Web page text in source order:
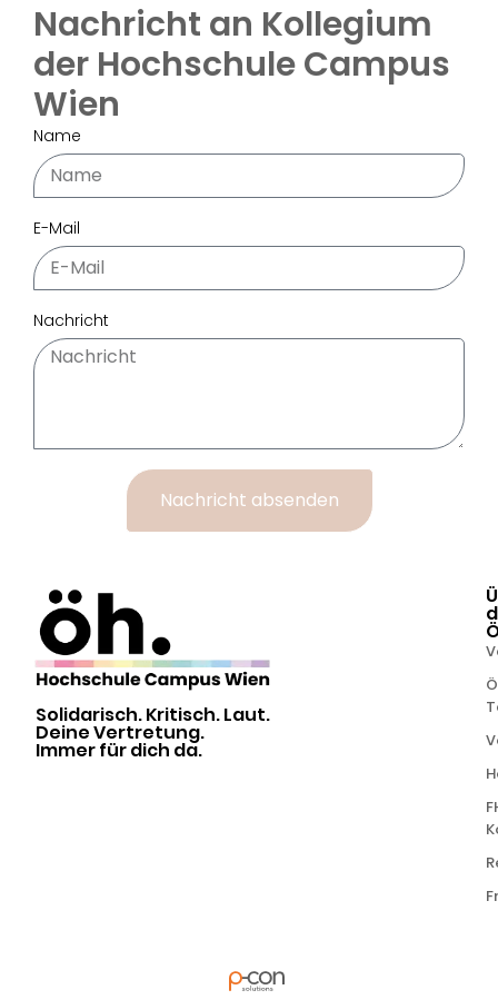
Nachricht an Kollegium
der Hochschule Campus
Wien
Name
E-Mail
Nachricht
Nachricht absenden
Solidarisch. Kritisch. Laut.
Deine Vertretung.
Immer für dich da.